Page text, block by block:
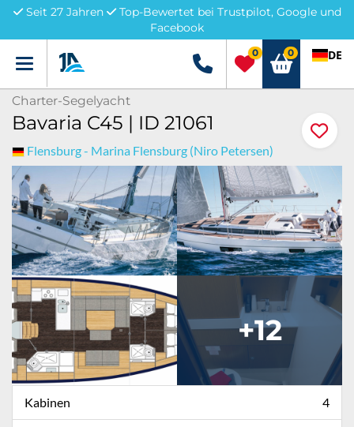
Seit 27 Jahren
Top-Bewertet bei Trustpilot, Google und
Facebook
Menü +49 5741 3222690
0 0 DE
Charter-Segelyacht
Bavaria C45 | ID 21061
Flensburg - Marina Flensburg (Niro Petersen)
+12
Kabinen 4